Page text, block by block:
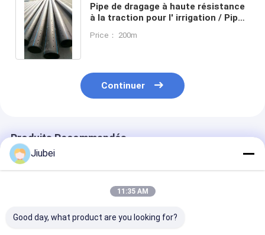
Pipe de dragage à haute résistance
à la traction pour l' irrigation / Pipe
souplesse et une résistance aux
Price： 200m
Continuer
Produits Recommandés
Jiubei
11:35 AM
Good day, what product are you looking for?